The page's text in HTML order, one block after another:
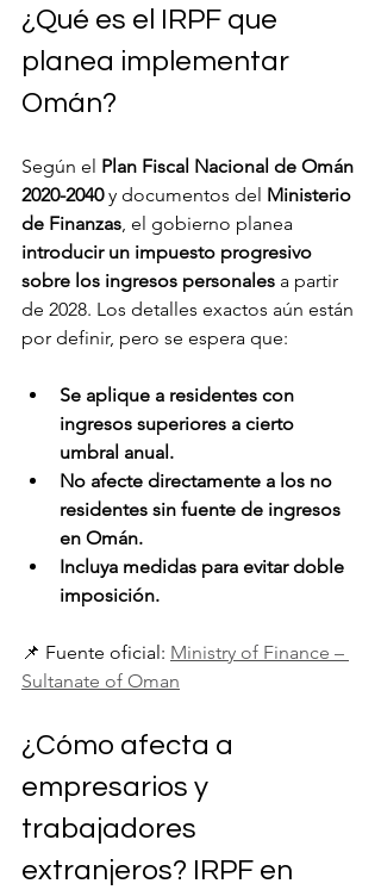
¿Qué es el IRPF que
planea implementar
Omán?
Según el Plan Fiscal Nacional de Omán
2020-2040 y documentos del Ministerio
de Finanzas, el gobierno planea
introducir un impuesto progresivo
sobre los ingresos personales a partir
de 2028. Los detalles exactos aún están
por definir, pero se espera que:
Se aplique a residentes con
ingresos superiores a cierto
umbral anual.
No afecte directamente a los no
residentes sin fuente de ingresos
en Omán.
Incluya medidas para evitar doble
imposición.
📌 Fuente oficial: Ministry of Finance –
Sultanate of Oman
¿Cómo afecta a
empresarios y
trabajadores
extranjeros? IRPF en